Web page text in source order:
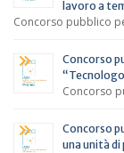
lavoro a
Concorso pubblico
Concorso
Concorso
Concorso
una unità di